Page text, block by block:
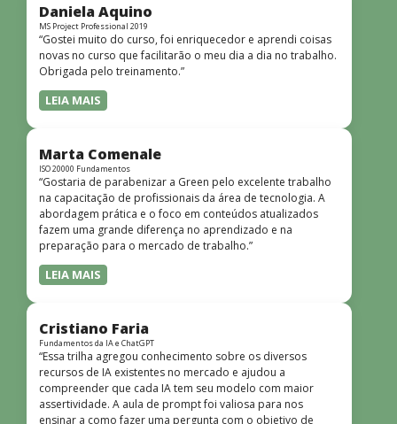
dinâmicas e envolventes. Recomendo o curso para todos
que desejam iniciar ou aprofundar seus conhecimentos em
redes!”
Daniela Aquino
MS Project Professional 2019
“Gostei muito do curso, foi enriquecedor e aprendi coisas
novas no curso que facilitarão o meu dia a dia no trabalho.
Obrigada pelo treinamento.”
LEIA MAIS
Marta Comenale
ISO 20000 Fundamentos
“Gostaria de parabenizar a Green pelo excelente trabalho
na capacitação de profissionais da área de tecnologia. A
abordagem prática e o foco em conteúdos atualizados
fazem uma grande diferença no aprendizado e na
preparação para o mercado de trabalho.”
LEIA MAIS
Cristiano Faria
Fundamentos da IA e ChatGPT
“Essa trilha agregou conhecimento sobre os diversos
recursos de IA existentes no mercado e ajudou a
compreender que cada IA tem seu modelo com maior
assertividade. A aula de prompt foi valiosa para nos
ensinar a como fazer uma pergunta com o objetivo de